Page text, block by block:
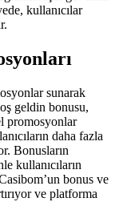
kullanıcılar
sunarak
geldin bonusu,
promosyonlar
daha fazla
Bonusların
kullanıcıların
bonus ve
ve platforma